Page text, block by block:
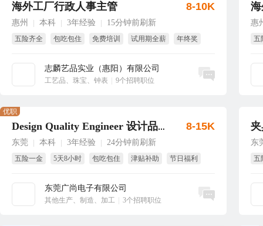
海外工厂行政人事主管
惠州 本科 3年经验 15分钟前刷新
五险齐全 包吃包住 免费培训 试用期全薪
年终奖
志麟艺品实业（惠阳）有限公司
工艺品、珠宝、钟表 9个招聘职位
8-10K
立即沟通
惠
五
Design Quality Engineer 设计品质工程师
东莞 本科 3年经验 24分钟前刷新
五险一金 5天8小时 包吃包住 津贴补助
节日福利
东莞广尚电子有限公司
其他生产、制造、加工 3个招聘职位
优职
8-15K
立即沟通
东
五